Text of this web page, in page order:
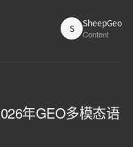
S SheepGeo
Content
年GEO多模态语